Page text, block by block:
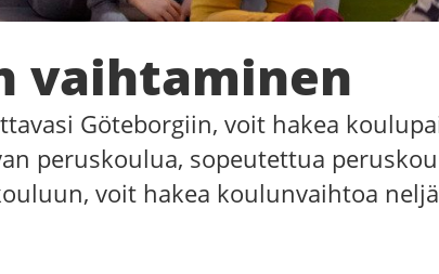
vaihtaminen
Göteborgiin, voit hakea
peruskoulua, sopeutettua
voit hakea koulunvaihtoa